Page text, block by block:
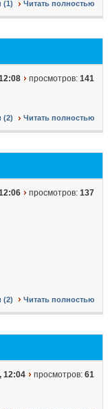
(1) Читать полностью
просмотров: 141
(2) Читать полностью
просмотров: 137
(2) Читать полностью
12:04 просмотров: 61